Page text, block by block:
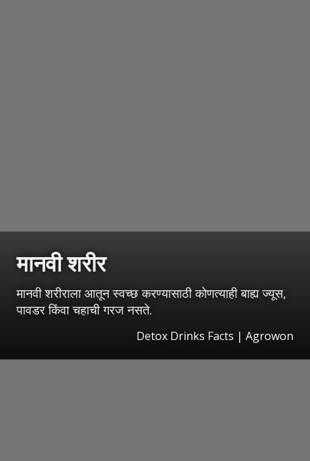
मानवी शरीर
मानवी शरीराला आतून स्वच्छ करण्यासाठी कोणत्याही बाह्य ज्यूस,
पावडर किंवा चहाची गरज नसते.
Detox Drinks Facts | Agrowon